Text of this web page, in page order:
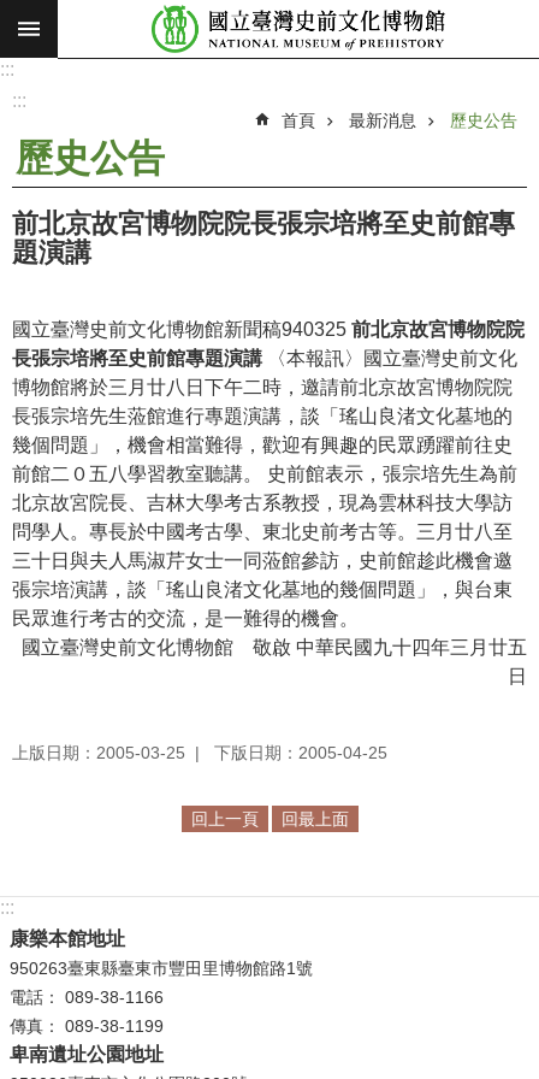
跳到主要內容區塊
搜
願
使
命
新
消
息
參
觀
展
覽
學
習
探
識
務
性
別
平
:::
:::
首頁 最新消息 歷史公告
歷史公告
前北京故宮博物院院長張宗培將至史前館專
題演講
國立臺灣史前文化博物館新聞稿940325 前北京故宮博物院院
長張宗培將至史前館專題演講 〈本報訊〉國立臺灣史前文化
博物館將於三月廿八日下午二時，邀請前北京故宮博物院院
長張宗培先生蒞館進行專題演講，談「瑤山良渚文化墓地的
幾個問題」，機會相當難得，歡迎有興趣的民眾踴躍前往史
前館二０五八學習教室聽講。 史前館表示，張宗培先生為前
北京故宮院長、吉林大學考古系教授，現為雲林科技大學訪
問學人。專長於中國考古學、東北史前考古等。三月廿八至
三十日與夫人馬淑芹女士一同蒞館參訪，史前館趁此機會邀
張宗培演講，談「瑤山良渚文化墓地的幾個問題」，與台東
民眾進行考古的交流，是一難得的機會。
國立臺灣史前文化博物館 敬啟 中華民國九十四年三月廿五
日
上版日期：2005-03-25 下版日期：2005-04-25
回上一頁 回最上面
:::
康樂本館地址
950263臺東縣臺東市豐田里博物館路1號
電話： 089-38-1166
傳真： 089-38-1199
卑南遺址公園地址